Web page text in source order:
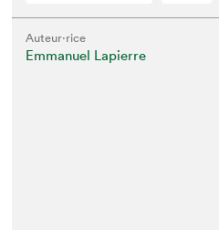
Auteur·rice
Emmanuel Lapierre